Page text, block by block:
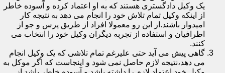
یک وکیل دادگستری هستند که به او اعتماد کرده و آسوده خاطر
از اینکه وکیل تمام تلاش خود را انجام می دهد به نتیجه کار
امیدوار باشند.از این رو معمولا افراد از طریق پرس و جو از
اطرافیان و استفاده از تجربه دیگران وکیل خود را انتخاب می
کنند.
گاهی پیش می آید حتی علیرغم تمام تلاشی که یک وکیل انجام
می دهد،نتیجه لازم حاصل نمی شود و اینجاست که اگر موکل به